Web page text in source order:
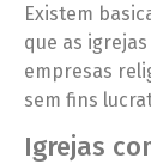
Existem
que as
empresas
sem fins
Igrejas